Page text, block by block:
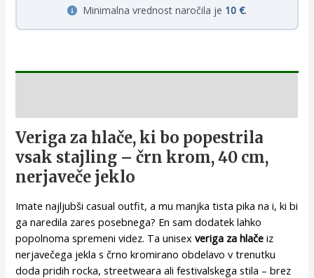
Minimalna vrednost naročila je 10 €.
Veriga za hlače, ki bo popestrila
vsak stajling – črn krom, 40 cm,
nerjaveče jeklo
Imate najljubši casual outfit, a mu manjka tista pika na i, ki bi
ga naredila zares posebnega? En sam dodatek lahko
popolnoma spremeni videz. Ta unisexveriga za hlače iz
nerjavečega jekla s črno kromirano obdelavo v trenutku
doda pridih rocka, streetweara ali festivalskega stila – brez